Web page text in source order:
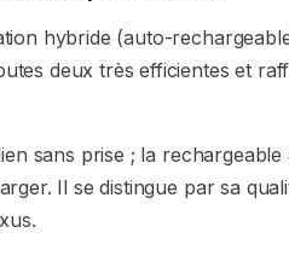
hybride (auto-
deux très efficientes et
sans prise ; la
Il se distingue par sa